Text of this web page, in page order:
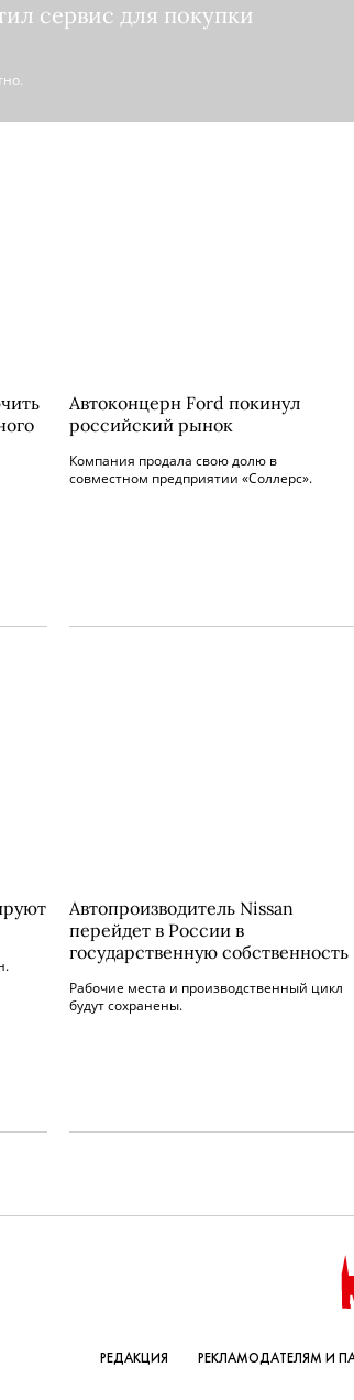
сервис для покупки
Автоконцерн Ford покинул
российский рынок
Компания продала свою долю в
совместном предприятии «Соллерс».
Автопроизводитель Nissan
перейдет в России в
государственную собственность
Рабочие места и производственный цикл
будут сохранены.
РЕДАКЦИЯ РЕКЛАМОДАТЕЛЯМ И